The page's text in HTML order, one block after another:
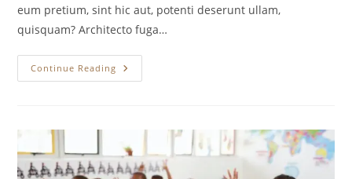
eum pretium, sint hic aut, potenti deserunt ullam,
quisquam? Architecto fuga…
Continue Reading Reduce
Disaster